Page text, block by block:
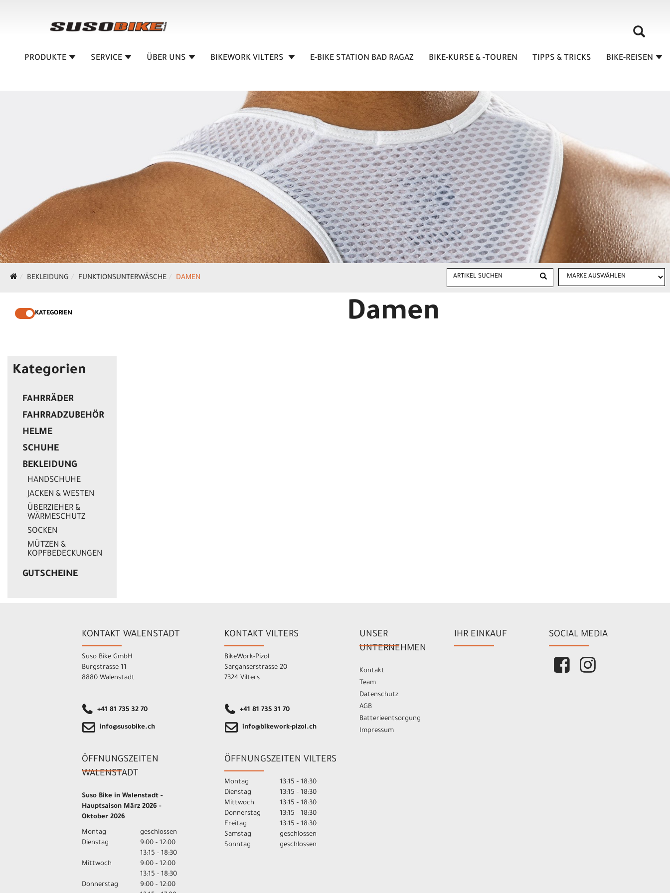
PRODUKTE SERVICE ÜBER UNS BIKEWORK VILTERS E-BIKE STATION BAD RAGAZ BIKE-KURSE & -TOUREN TIPPS & TRICKS BIKE-REISEN
BEKLEIDUNG FUNKTIONSUNTERWÄSCHE DAMEN
KATEGORIEN Damen
Kategorien
FAHRRÄDER
FAHRRADZUBEHÖR
HELME
SCHUHE
BEKLEIDUNG
HANDSCHUHE
JACKEN & WESTEN
ÜBERZIEHER &
WÄRMESCHUTZ
SOCKEN
MÜTZEN &
KOPFBEDECKUNGEN
GUTSCHEINE
KONTAKT WALENSTADT
Suso Bike GmbH
Burgstrasse 11
8880 Walenstadt
+41 81 735 32 70
info@susobike.ch
ÖFFNUNGSZEITEN
WALENSTADT
Suso Bike in Walenstadt -
Hauptsaison März 2026 -
Oktober 2026
Montag
geschlossen
Dienstag
9:00 - 12:00
13:15 - 18:30
Mittwoch
9:00 - 12:00
13:15 - 18:30
Donnerstag
9:00 - 12:00
KONTAKT VILTERS
BikeWork-Pizol
Sarganserstrasse 20
7324 Vilters
+41 81 735 31 70
info@bikework-pizol.ch
ÖFFNUNGSZEITEN VILTERS
Montag
13:15 - 18:30
Dienstag
13:15 - 18:30
Mittwoch
13:15 - 18:30
Donnerstag
13:15 - 18:30
Freitag
13:15 - 18:30
Samstag
geschlossen
Sonntag
geschlossen
UNSER
UNTERNEHMEN
Kontakt
Team
Datenschutz
AGB
Batterieentsorgung
Impressum
IHR EINKAUF SOCIAL MEDIA